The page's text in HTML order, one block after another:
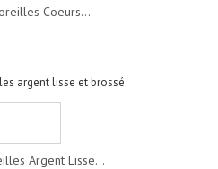
Coeurs...
Argent Lisse...